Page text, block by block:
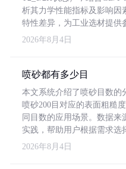
析其力学性能指标及影响因
特性差异，为工业选材提供
2026年8月4日
喷砂都有多少目
本文系统介绍了喷砂目数的
喷砂200目对应的表面粗糙
同目数的应用场景。数据来
实践，帮助用户根据需求选
2026年8月4日